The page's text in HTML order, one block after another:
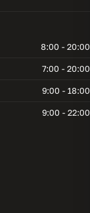
8:00 - 20:00
7:00 - 20:00
9:00 - 18:00
9:00 - 22:00